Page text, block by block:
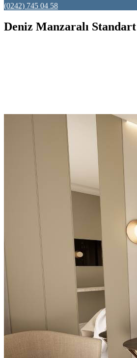
(0242) 745 04 58
Deniz Manzaralı